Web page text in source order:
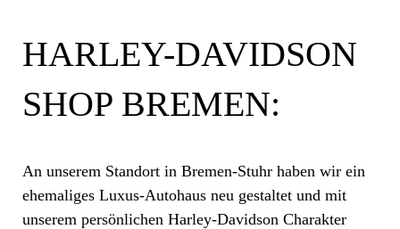
HARLEY-DAVIDSON
SHOP BREMEN:
An unserem Standort in Bremen-Stuhr haben wir ein
ehemaliges Luxus-Autohaus neu gestaltet und mit
unserem persönlichen Harley-Davidson Charakter